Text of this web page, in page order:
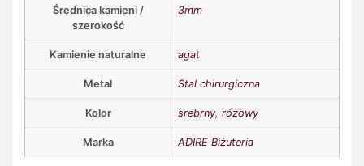
Średnica kamieni /
szerokość
3mm
Kamienie naturalne agat
Metal Stal chirurgiczna
Kolor srebrny, różowy
Marka ADIRE Biżuteria